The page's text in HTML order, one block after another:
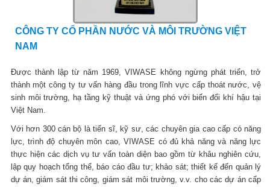
CÔNG TY CỔ PHẦN NƯỚC VÀ MÔI TRƯỜNG VIỆT
NAM
Được thành lập từ năm 1969, VIWASE không ngừng phát triển, trở
thành một công ty tư vấn hàng đầu trong lĩnh vực cấp thoát nước, vệ
sinh môi trường, hạ tầng kỹ thuật và ứng phó với biến đổi khí hậu tại
Việt Nam.
Với hơn 300 cán bộ là tiến sĩ, kỹ sư, các chuyên gia cao cấp có năng
lực, trình độ chuyên môn cao, VIWASE có đủ khả năng và năng lực
thực hiện các dịch vụ tư vấn toàn diện bao gồm từ khâu nghiên cứu,
lập quy hoạch tổng thể, báo cáo đầu tư; khảo sát; thiết kế đến quản lý
dự án, giám sát thi công, giám sát môi trường, v.v. cho các dự án cấp